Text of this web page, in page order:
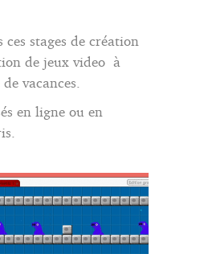
ces stages de création
de jeux video à
vacances.
en ligne ou en